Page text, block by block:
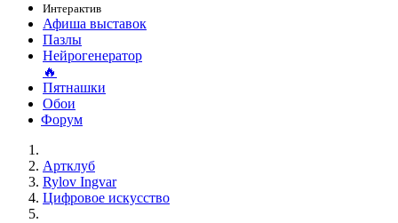
Интерактив
Афиша выставок
Пазлы
Нейрогенератор
🔥
Пятнашки
Обои
Форум
Артклуб
Rylov Ingvar
Цифровое искусство